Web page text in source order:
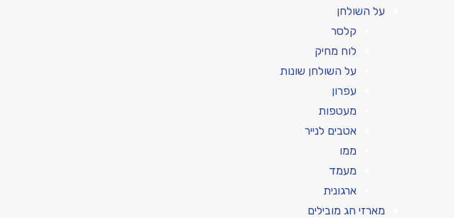
על השולחן
קלסר
לוח מחיק
על השולחן שונות
עפרון
מעטפות
אטבים לנייר
ממו
מעמד
ארגונית
מארזי חג מובילים